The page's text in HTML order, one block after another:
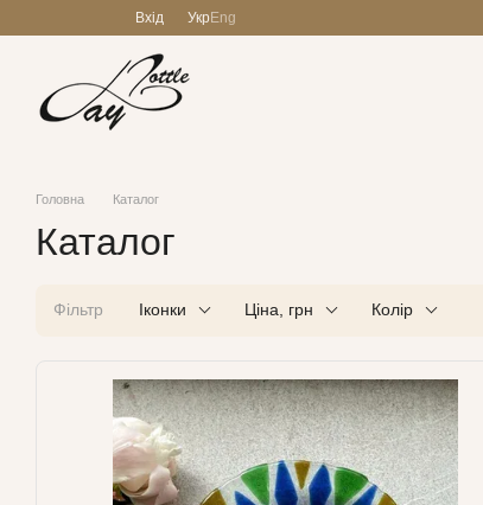
Перейти до основного контенту
Вхід Укр Eng
Головна Каталог
Каталог
Фільтр Іконки Ціна, грн Колір